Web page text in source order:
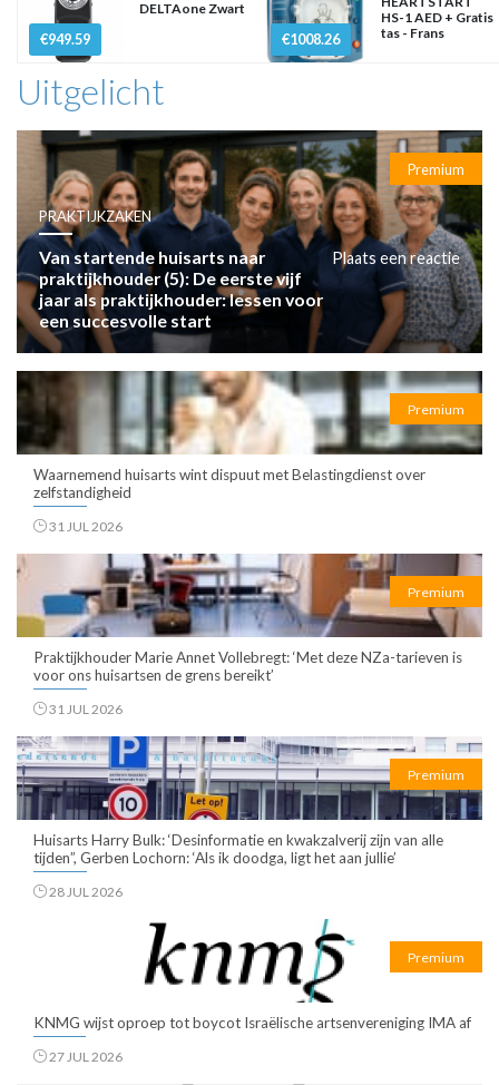
€949.59
DELTAone Zwart
€1008.26
HS-1 AED + Gratis
tas - Frans
Uitgelicht
Premium
PRAKTIJKZAKEN
Van startende huisarts naar
praktijkhouder (5): De eerste vijf
jaar als praktijkhouder: lessen voor
een succesvolle start
Plaats een reactie
Premium
Waarnemend huisarts wint dispuut met Belastingdienst over
zelfstandigheid
31 JUL 2026
Premium
Praktijkhouder Marie Annet Vollebregt: ‘Met deze NZa-tarieven is
voor ons huisartsen de grens bereikt’
31 JUL 2026
Premium
Huisarts Harry Bulk: ‘Desinformatie en kwakzalverij zijn van alle
tijden”, Gerben Lochorn: ‘Als ik doodga, ligt het aan jullie’
28 JUL 2026
Premium
KNMG wijst oproep tot boycot Israëlische artsenvereniging IMA af
27 JUL 2026